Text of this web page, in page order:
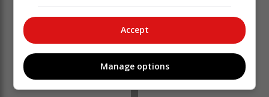
Accept
Manage options